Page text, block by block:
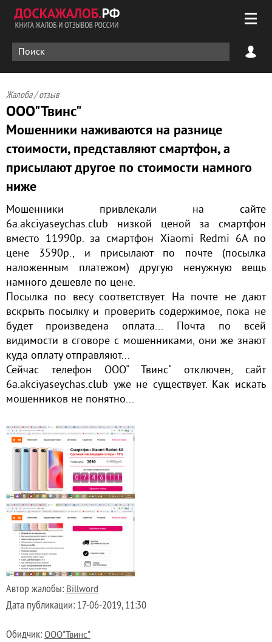
Жалоба / отзыв
ООО"Твинс"
Мошенники наживаются на разнице
стоимости, представляют смартфон, а
присылают другое по стоимости намного
ниже
Мошенники привлекали на сайте
6a.akciyaseychas.club низкой ценой за смартфон
вместо 11990р. за смартфон Xiaomi Redmi 6A по
цене 3590р., и присылают по почте (посылка
наложенным платежом) другую ненужную вещь
намного дешевле по цене.
Посылка по весу соответствует. На почте не дают
вскрыть посылку и проверить содержимое, пока не
будет произведена оплата... Почта по всей
видимости в сговоре с мошенниками, они же знают
куда оплату отправляют...
Сейчас телефон ООО" Твинс" отключен, сайт
6a.akciyaseychas.club уже не существует. Как искать
мошенников не понятно...
Автор жалобы: Billword
Дата публикации: 17-06-2019, 11:30
Обидчик: ООО"Твинс"